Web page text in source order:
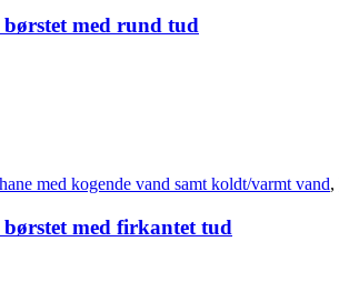
med rund tud
med kogende vand samt koldt/varmt vand,
med firkantet tud